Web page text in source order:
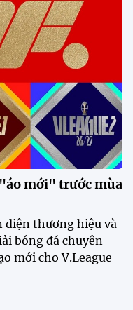
mới" trước mùa
diện thương hiệu và
bóng đá chuyên
mới cho V.League